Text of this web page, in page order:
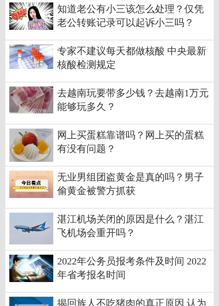
知道老公有小三该怎么处理？仅凭
老公转账记录可以起诉小三吗？
专家不建议每天都做核酸 中央最新
核酸检测规定
去越南玩要带多少钱？去越南1万元
能够玩多久？
网上买蛋糕靠谱吗？网上买的蛋糕
有没有问题？
无业男组团盗黄金是真的吗？男子
偷黄金被警方抓获
湛江机场关闭的原因是什么？湛江
飞机场会重开吗？
2022年公务员报考条件及时间 2022
年省考报名时间
揭回族人不吃猪肉的真正原因 认为